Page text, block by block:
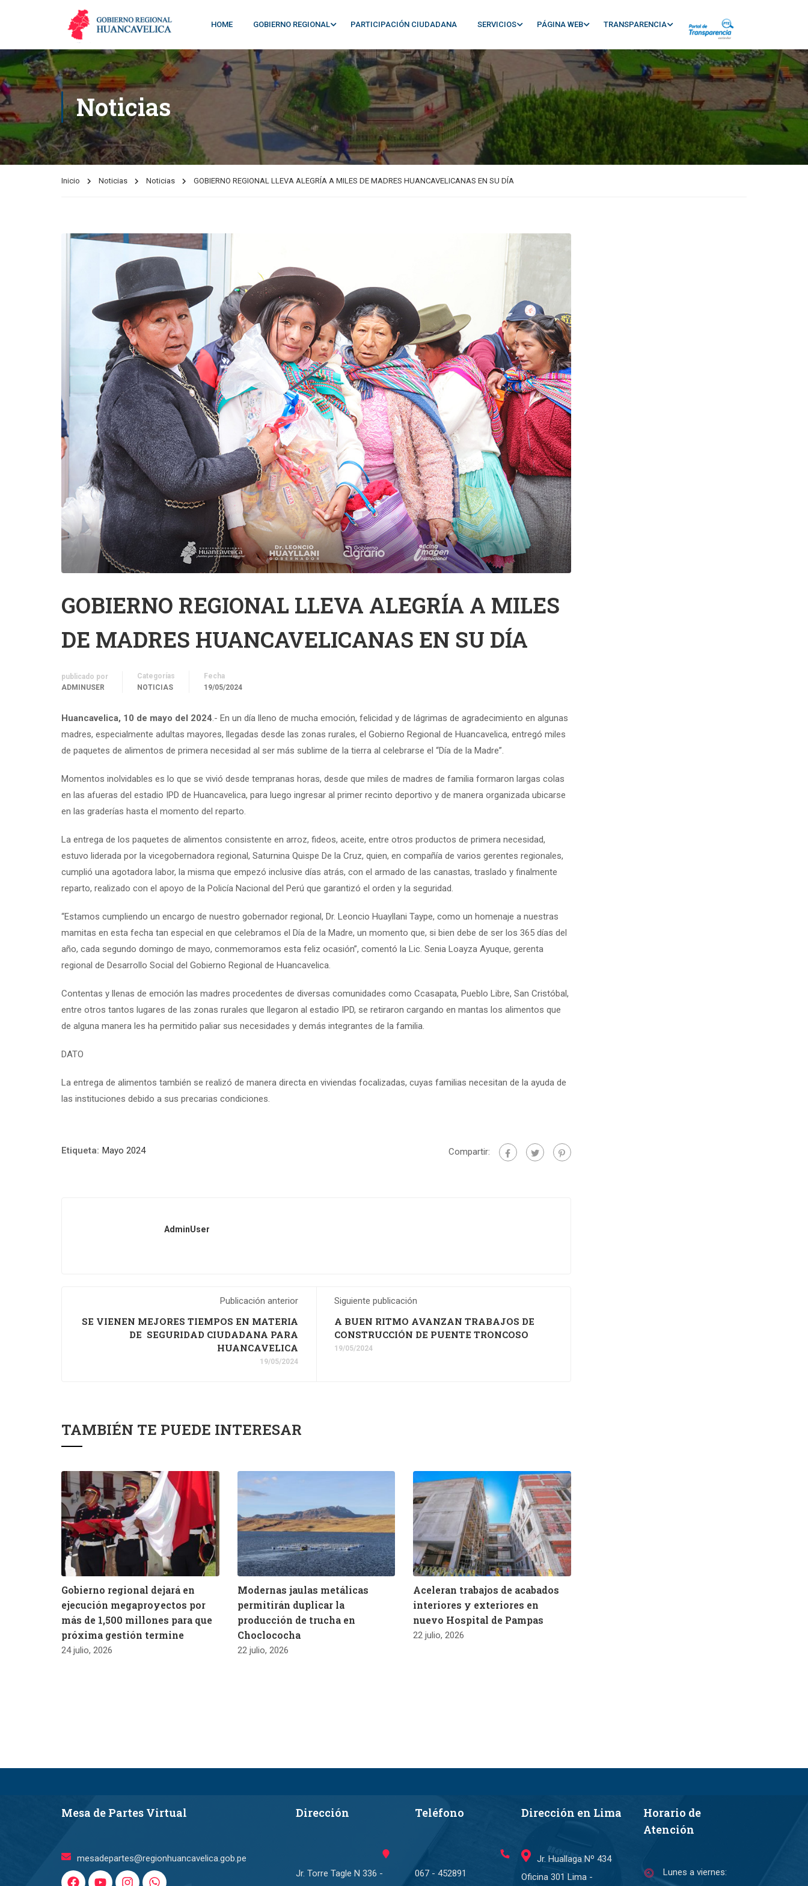
HOME GOBIERNO REGIONAL PARTICIPACIÓN CIUDADANA SERVICIOS PÁGINA WEB TRANSPARENCIA
Noticias
Inicio Noticias Noticias GOBIERNO REGIONAL LLEVA ALEGRÍA A MILES DE MADRES HUANCAVELICANAS EN SU DÍA
GOBIERNO REGIONAL LLEVA ALEGRÍA A MILES
DE MADRES HUANCAVELICANAS EN SU DÍA
publicado por
ADMINUSER
Categorías
NOTICIAS
Fecha
19/05/2024
Huancavelica, 10 de mayo del 2024.- En un día lleno de mucha emoción, felicidad y de lágrimas de agradecimiento en algunas
madres, especialmente adultas mayores, llegadas desde las zonas rurales, el Gobierno Regional de Huancavelica, entregó miles
de paquetes de alimentos de primera necesidad al ser más sublime de la tierra al celebrarse el “Día de la Madre”.
Momentos inolvidables es lo que se vivió desde tempranas horas, desde que miles de madres de familia formaron largas colas
en las afueras del estadio IPD de Huancavelica, para luego ingresar al primer recinto deportivo y de manera organizada ubicarse
en las graderías hasta el momento del reparto.
La entrega de los paquetes de alimentos consistente en arroz, fideos, aceite, entre otros productos de primera necesidad,
estuvo liderada por la vicegobernadora regional, Saturnina Quispe De la Cruz, quien, en compañía de varios gerentes regionales,
cumplió una agotadora labor, la misma que empezó inclusive días atrás, con el armado de las canastas, traslado y finalmente
reparto, realizado con el apoyo de la Policía Nacional del Perú que garantizó el orden y la seguridad.
“Estamos cumpliendo un encargo de nuestro gobernador regional, Dr. Leoncio Huayllani Taype, como un homenaje a nuestras
mamitas en esta fecha tan especial en que celebramos el Día de la Madre, un momento que, si bien debe de ser los 365 días del
año, cada segundo domingo de mayo, conmemoramos esta feliz ocasión”, comentó la Lic. Senia Loayza Ayuque, gerenta
regional de Desarrollo Social del Gobierno Regional de Huancavelica.
Contentas y llenas de emoción las madres procedentes de diversas comunidades como Ccasapata, Pueblo Libre, San Cristóbal,
entre otros tantos lugares de las zonas rurales que llegaron al estadio IPD, se retiraron cargando en mantas los alimentos que
de alguna manera les ha permitido paliar sus necesidades y demás integrantes de la familia.
DATO
La entrega de alimentos también se realizó de manera directa en viviendas focalizadas, cuyas familias necesitan de la ayuda de
las instituciones debido a sus precarias condiciones.
Etiqueta: Mayo 2024 Compartir:
AdminUser
Publicación anterior
SE VIENEN MEJORES TIEMPOS EN MATERIA
DE SEGURIDAD CIUDADANA PARA
HUANCAVELICA
19/05/2024
Siguiente publicación
A BUEN RITMO AVANZAN TRABAJOS DE
CONSTRUCCIÓN DE PUENTE TRONCOSO
19/05/2024
TAMBIÉN TE PUEDE INTERESAR
Gobierno regional dejará en
ejecución megaproyectos por
más de 1,500 millones para que
próxima gestión termine
24 julio, 2026
Modernas jaulas metálicas
permitirán duplicar la
producción de trucha en
Choclococha
22 julio, 2026
Aceleran trabajos de acabados
interiores y exteriores en
nuevo Hospital de Pampas
22 julio, 2026
Mesa de Partes Virtual
mesadepartes@regionhuancavelica.gob.pe
Dirección
Jr. Torre Tagle N 336 -
Teléfono
067 - 452891
Dirección en Lima
Jr. Huallaga Nº 434
Oficina 301 Lima -
Horario de
Atención
Lunes a viernes: